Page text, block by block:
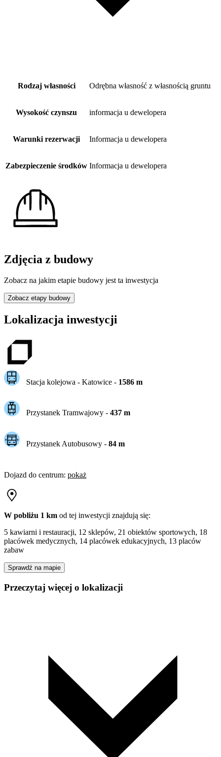
Rodzaj własności Odrębna własność z własnością gruntu
Wysokość czynszu informacja u dewelopera
Warunki rezerwacji Informacja u dewelopera
Zabezpieczenie środków Informacja u dewelopera
Zdjęcia z budowy
Zobacz na jakim etapie budowy jest ta inwestycja
Zobacz etapy budowy
Lokalizacja inwestycji
Stacja kolejowa - Katowice- 1586m
Przystanek Tramwajowy - 437m
Przystanek Autobusowy - 84m
Dojazd do centrum: pokaż
W pobliżu 1 km od tej inwestycji znajdują się:
5 kawiarni i restauracji, 12 sklepów, 21 obiektów sportowych, 18
placówek medycznych, 14 placówek edukacyjnych, 13 placów
zabaw
Sprawdź na mapie
Przeczytaj więcej o lokalizacji